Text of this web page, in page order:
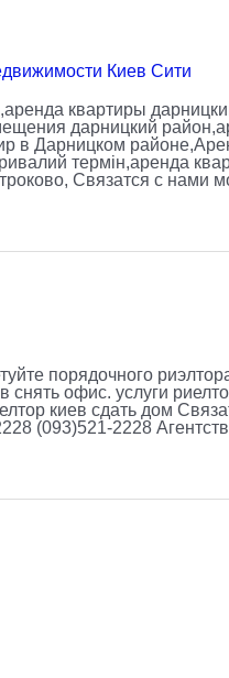
Киев Сити
квартиры
дарницкий
в Дарницком
термін,аренда
Связатся с нами
порядочного
снять офис. услуги
киев сдать дом
(093)521-2228